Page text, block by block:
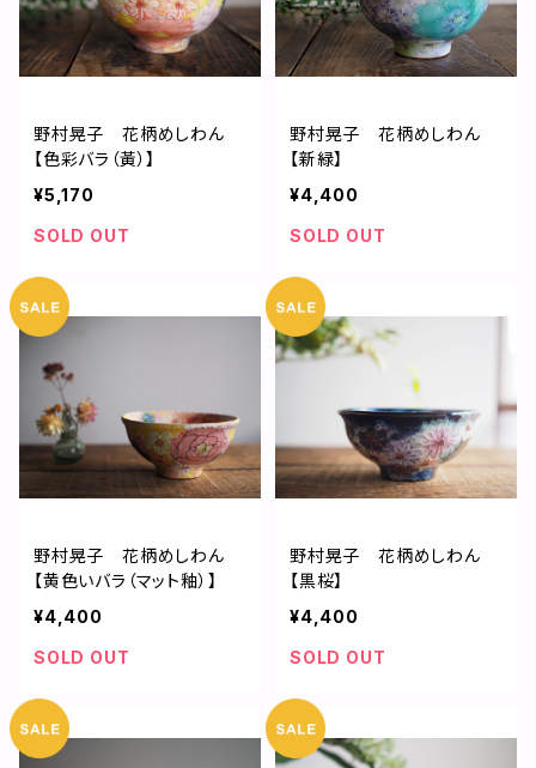
野村晃子 花柄めしわん
【色彩バラ（黃）】
¥5,170
SOLD OUT
野村晃子 花柄めしわん
【新緑】
¥4,400
SOLD OUT
野村晃子 花柄めしわん
【黄色いバラ（マット釉）】
¥4,400
SOLD OUT
野村晃子 花柄めしわん
【黒桜】
¥4,400
SOLD OUT